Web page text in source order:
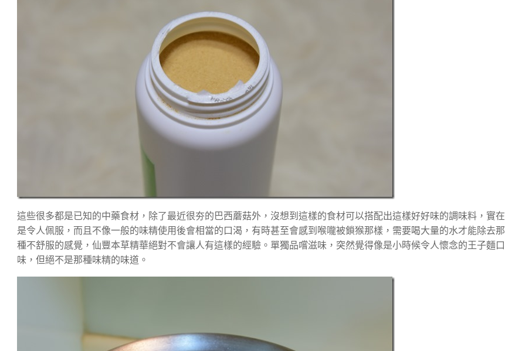
這些很多都是已知的中藥食材，除了最近很夯的巴西蘑菇外，沒想到這樣的食材可以搭配出這樣好好味的調味料，實在
是令人佩服，而且不像一般的味精使用後會相當的口渴，有時甚至會感到喉嚨被鎖猴那樣，需要喝大量的水才能除去那
種不舒服的感覺，仙豐本草精華絕對不會讓人有這樣的經驗。單獨品嚐滋味，突然覺得像是小時候令人懷念的王子麵口
味，但絕不是那種味精的味道。